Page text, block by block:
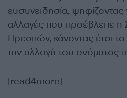
ευσυνειδησία, ψηφίζοντας
αλλαγές που προέβλεπε
Πρεσπών, κάνοντας έτσι το
την αλλαγή του ονόματος
[read4more]